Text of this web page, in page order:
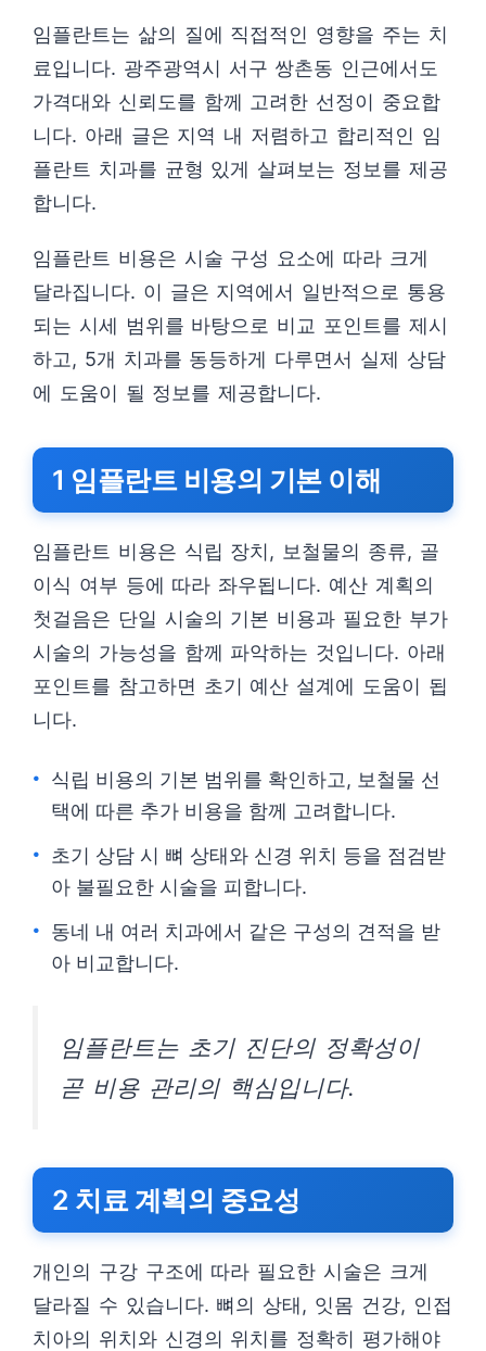
임플란트는 삶의 질에 직접적인 영향을 주는 치
료입니다. 광주광역시 서구 쌍촌동 인근에서도
가격대와 신뢰도를 함께 고려한 선정이 중요합
니다. 아래 글은 지역 내 저렴하고 합리적인 임
플란트 치과를 균형 있게 살펴보는 정보를 제공
합니다.
임플란트 비용은 시술 구성 요소에 따라 크게
달라집니다. 이 글은 지역에서 일반적으로 통용
되는 시세 범위를 바탕으로 비교 포인트를 제시
하고, 5개 치과를 동등하게 다루면서 실제 상담
에 도움이 될 정보를 제공합니다.
1 임플란트 비용의 기본 이해
임플란트 비용은 식립 장치, 보철물의 종류, 골
이식 여부 등에 따라 좌우됩니다. 예산 계획의
첫걸음은 단일 시술의 기본 비용과 필요한 부가
시술의 가능성을 함께 파악하는 것입니다. 아래
포인트를 참고하면 초기 예산 설계에 도움이 됩
니다.
식립 비용의 기본 범위를 확인하고, 보철물 선
택에 따른 추가 비용을 함께 고려합니다.
초기 상담 시 뼈 상태와 신경 위치 등을 점검받
아 불필요한 시술을 피합니다.
동네 내 여러 치과에서 같은 구성의 견적을 받
아 비교합니다.
임플란트는 초기 진단의 정확성이
곧 비용 관리의 핵심입니다.
2 치료 계획의 중요성
개인의 구강 구조에 따라 필요한 시술은 크게
달라질 수 있습니다. 뼈의 상태, 잇몸 건강, 인접
치아의 위치와 신경의 위치를 정확히 평가해야